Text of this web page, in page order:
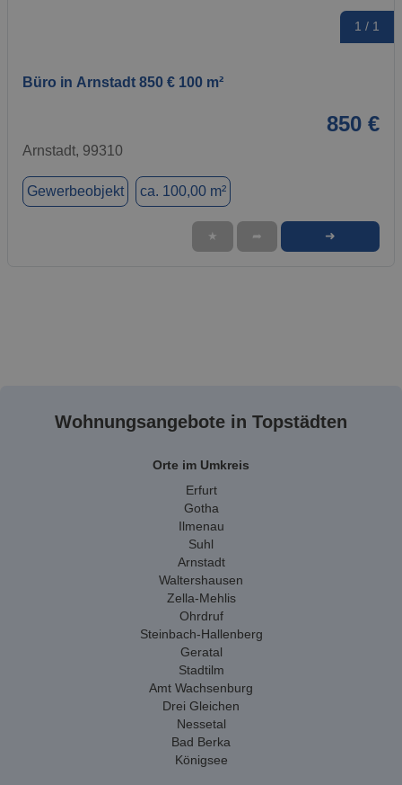
1 / 1
Büro in Arnstadt 850 € 100 m²
850 €
Arnstadt, 99310
Gewerbeobjekt ca. 100,00 m²
★ ➦ ➜
Wohnungsangebote in Topstädten
Orte im Umkreis
Erfurt
Gotha
Ilmenau
Suhl
Arnstadt
Waltershausen
Zella-Mehlis
Ohrdruf
Steinbach-Hallenberg
Geratal
Stadtilm
Amt Wachsenburg
Drei Gleichen
Nessetal
Bad Berka
Königsee